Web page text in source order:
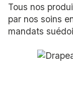
Tous nos
par nos soins
mandats